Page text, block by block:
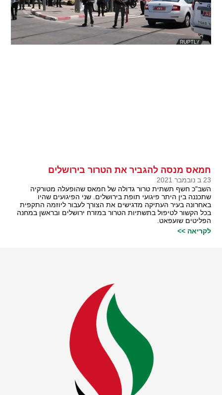
חמאס מנסה להגביר את הטרור בירושלים
23 ב נובמבר 2021
השב"כ חשף תשתית טרור גדולה של חמאס שהופעלה מטורקיה
שתכננה בין היתר פיגועי תופת בירושלים. שני הפיגועים שהיו
באחרונה בעיר העתיקה מדגישים את הצורך לעבור ליוזמה התקפית
בכל הקשור לטיפול בתשתיות הטרור במזרח ירושלים ובראשן במחנה
הפליטים שועפאט.
לקריאה >>